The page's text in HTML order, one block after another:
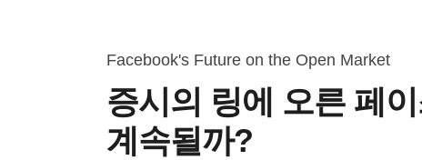
Facebook's Future on the Open Market
증시의 링에 오른 페
계속될까?